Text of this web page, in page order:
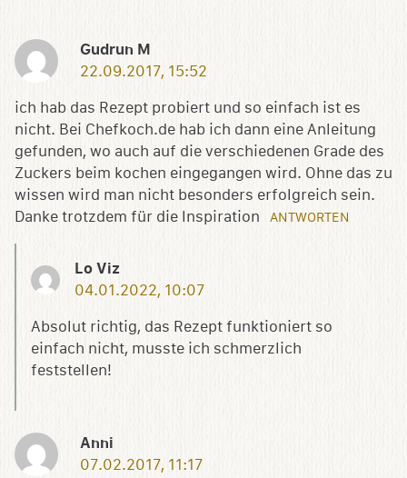
Gudrun M
22.09.2017, 15:52
ich hab das Rezept probiert und so einfach ist es
nicht. Bei Chefkoch.de hab ich dann eine Anleitung
gefunden, wo auch auf die verschiedenen Grade des
Zuckers beim kochen eingegangen wird. Ohne das zu
wissen wird man nicht besonders erfolgreich sein.
Danke trotzdem für die Inspiration
ANTWORTEN
Lo Viz
04.01.2022, 10:07
Absolut richtig, das Rezept funktioniert so
einfach nicht, musste ich schmerzlich
feststellen!
Anni
07.02.2017, 11:17